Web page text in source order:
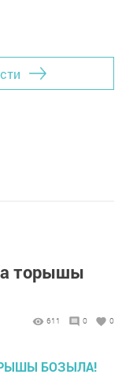
торышы
611 0 0